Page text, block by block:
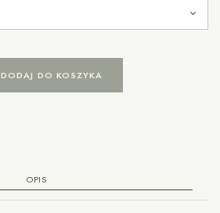
DODAJ DO KOSZYKA
OPIS